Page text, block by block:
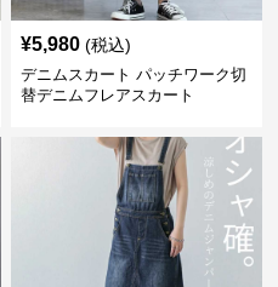
¥5,980 (税込)
デニムスカート パッチワーク切
替デニムフレアスカート